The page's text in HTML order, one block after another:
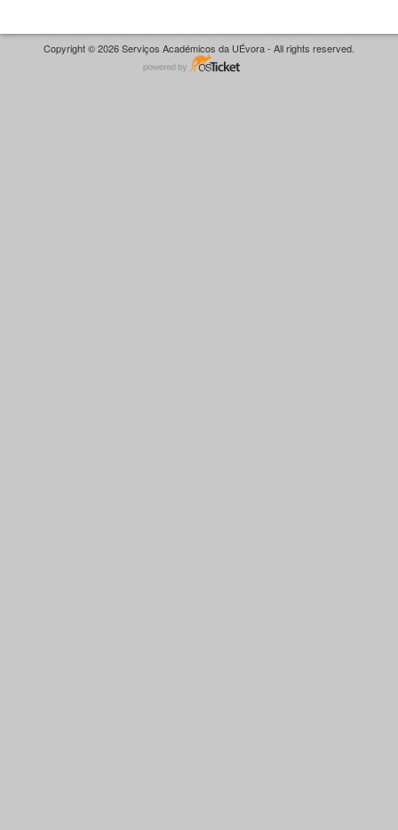
Copyright © 2026 Serviços Académicos da UÉvora - All rights reserved.